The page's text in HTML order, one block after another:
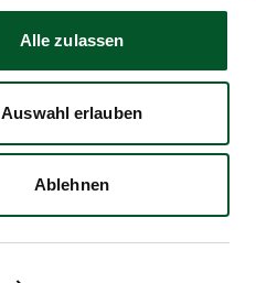
Alle zulassen
Auswahl erlauben
Ablehnen